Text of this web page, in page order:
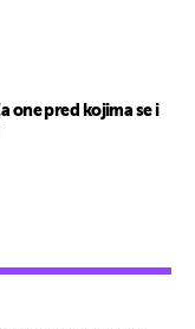
one pred kojima se i